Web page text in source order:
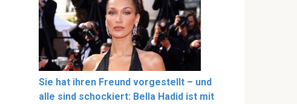
Sie hat ihren Freund vorgestellt – und
alle sind schockiert: Bella Hadid ist mit